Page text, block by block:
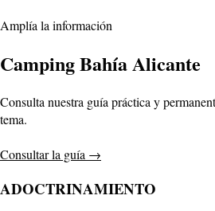
Amplía la información
Camping Bahía Alicante
Consulta nuestra guía práctica y
tema.
Consultar la guía →
ADOCTRINAMIENTO